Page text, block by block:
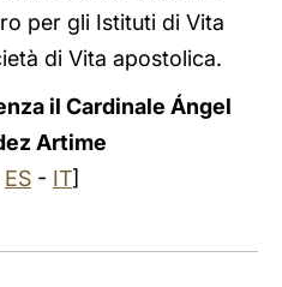
per gli Istituti di Vita
di Vita apostolica.
il Cardinale Ángel
Artime
ES - IT]